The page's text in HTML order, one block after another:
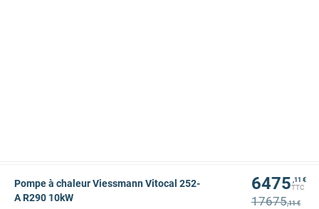
Pompe à chaleur Viessmann Vitocal 252-
A R290 10kW
6475 ,11 €
TTC
17675,11 €